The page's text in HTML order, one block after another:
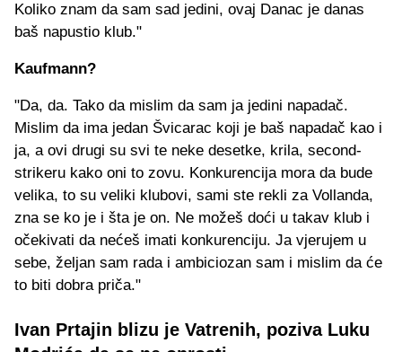
Koliko znam da sam sad jedini, ovaj Danac je danas
baš napustio klub."
Kaufmann?
"Da, da. Tako da mislim da sam ja jedini napadač.
Mislim da ima jedan Švicarac koji je baš napadač kao i
ja, a ovi drugi su svi te neke desetke, krila, second-
strikeru kako oni to zovu. Konkurencija mora da bude
velika, to su veliki klubovi, sami ste rekli za Vollanda,
zna se ko je i šta je on. Ne možeš doći u takav klub i
očekivati da nećeš imati konkurenciju. Ja vjerujem u
sebe, željan sam rada i ambiciozan sam i mislim da će
to biti dobra priča."
Ivan Prtajin blizu je Vatrenih, poziva Luku